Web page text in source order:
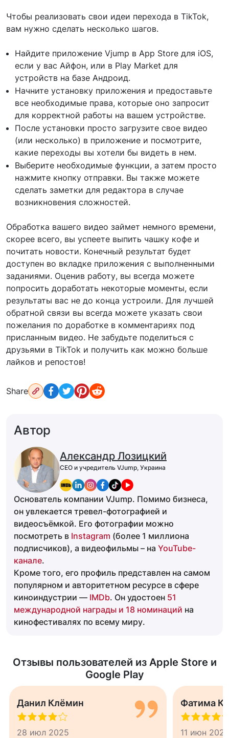
Чтобы реализовать свои идеи перехода в TikTok,
вам нужно сделать несколько шагов.
Найдите приложение Vjump в App Store для iOS,
если у вас Айфон, или в Play Market для
устройств на базе Андроид.
Начните установку приложения и предоставьте
все необходимые права, которые оно запросит
для корректной работы на вашем устройстве.
После установки просто загрузите свое видео
(или несколько) в приложение и посмотрите,
какие переходы вы хотели бы видеть в нем.
Выберите необходимые функции, а затем просто
нажмите кнопку отправки. Вы также можете
сделать заметки для редактора в случае
возникновения сложностей.
Обработка вашего видео займет немного времени,
скорее всего, вы успеете выпить чашку кофе и
почитать новости. Конечный результат будет
доступен во вкладке приложения с выполненными
заданиями. Оценив работу, вы всегда можете
попросить доработать некоторые моменты, если
результаты вас не до конца устроили. Для лучшей
обратной связи вы всегда можете указать свои
пожелания по доработке в комментариях под
присланным видео. Не забудьте поделиться с
друзьями в TikTok и получить как можно больше
лайков и репостов!
Share
Автор
Александр Лозицкий
CEO и учредитель VJump, Украина
Основатель компании VJump. Помимо бизнеса,
он увлекается тревел-фотографией и
видеосъёмкой. Его фотографии можно
посмотреть в Instagram (более 1 миллиона
подписчиков), а видеофильмы – на YouTube-
канале.
Кроме того, его профиль представлен на самом
популярном и авторитетном ресурсе в сфере
киноиндустрии — IMDb. Он удостоен 51
международной награды и 18 номинаций на
кинофестивалях по всему миру.
Отзывы пользователей из Apple Store и
Google Play
Данил Клёмин
28 июл 2025
Фатима
11 июн 2025